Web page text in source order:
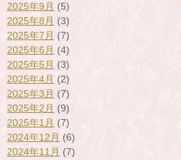
2025年9月 (5)
2025年8月 (3)
2025年7月 (7)
2025年6月 (4)
2025年5月 (3)
2025年4月 (2)
2025年3月 (7)
2025年2月 (9)
2025年1月 (7)
2024年12月 (6)
2024年11月 (7)